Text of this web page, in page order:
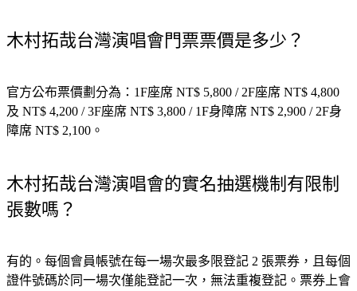
木村拓哉台灣演唱會門票票價是多少？
官方公布票價劃分為：1F座席 NT$ 5,800 / 2F座席 NT$ 4,800
及 NT$ 4,200 / 3F座席 NT$ 3,800 / 1F身障席 NT$ 2,900 / 2F身
障席 NT$ 2,100。
木村拓哉台灣演唱會的實名抽選機制有限制
張數嗎？
有的。每個會員帳號在每一場次最多限登記 2 張票券，且每個
證件號碼於同一場次僅能登記一次，無法重複登記。票券上會